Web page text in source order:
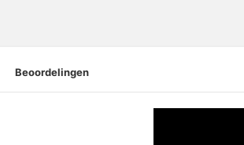
Beoordelingen